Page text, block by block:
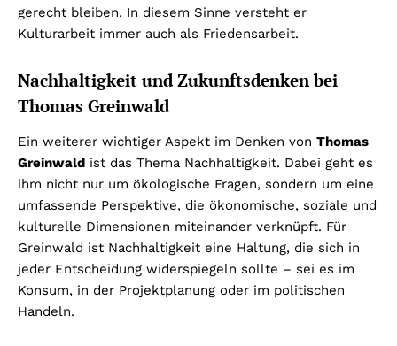
gerecht bleiben. In diesem Sinne versteht er
Kulturarbeit immer auch als Friedensarbeit.
Nachhaltigkeit und Zukunftsdenken bei
Thomas Greinwald
Ein weiterer wichtiger Aspekt im Denken von Thomas
Greinwald ist das Thema Nachhaltigkeit. Dabei geht es
ihm nicht nur um ökologische Fragen, sondern um eine
umfassende Perspektive, die ökonomische, soziale und
kulturelle Dimensionen miteinander verknüpft. Für
Greinwald ist Nachhaltigkeit eine Haltung, die sich in
jeder Entscheidung widerspiegeln sollte – sei es im
Konsum, in der Projektplanung oder im politischen
Handeln.